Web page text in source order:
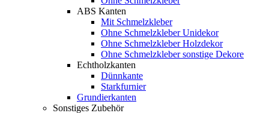
ABS Kanten
Mit Schmelzkleber
Ohne Schmelzkleber Unidekor
Ohne Schmelzkleber Holzdekor
Ohne Schmelzkleber sonstige Dekore
Echtholzkanten
Dünnkante
Starkfurnier
Grundierkanten
Sonstiges Zubehör